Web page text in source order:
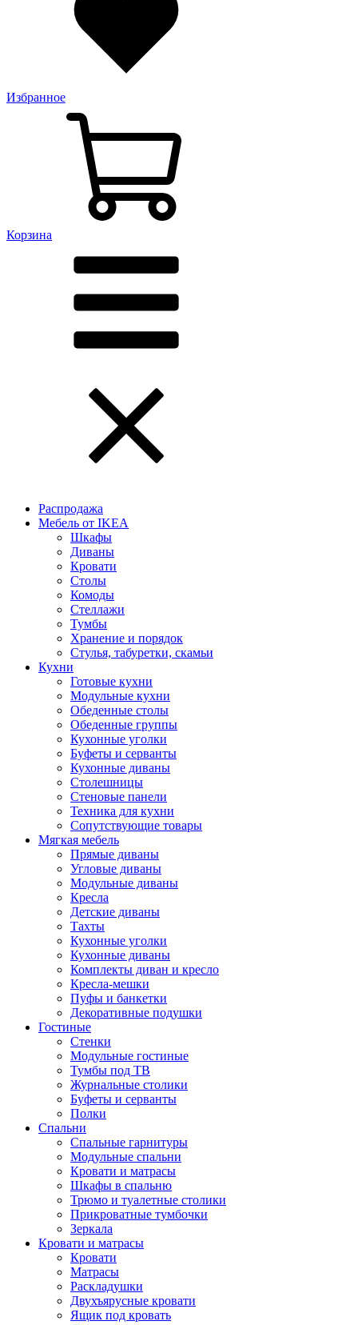
Избранное
Корзина
Распродажа
Мебель от IKEA
Шкафы
Диваны
Кровати
Столы
Комоды
Стеллажи
Тумбы
Хранение и порядок
Стулья, табуретки, скамьи
Кухни
Готовые кухни
Модульные кухни
Обеденные столы
Обеденные группы
Кухонные уголки
Буфеты и серванты
Кухонные диваны
Столешницы
Стеновые панели
Техника для кухни
Сопутствующие товары
Мягкая мебель
Прямые диваны
Угловые диваны
Модульные диваны
Кресла
Детские диваны
Тахты
Кухонные уголки
Кухонные диваны
Комплекты диван и кресло
Кресла-мешки
Пуфы и банкетки
Декоративные подушки
Гостиные
Стенки
Модульные гостиные
Тумбы под ТВ
Журнальные столики
Буфеты и серванты
Полки
Спальни
Спальные гарнитуры
Модульные спальни
Кровати и матрасы
Шкафы в спальню
Трюмо и туалетные столики
Прикроватные тумбочки
Зеркала
Кровати и матрасы
Кровати
Матрасы
Раскладушки
Двухъярусные кровати
Ящик под кровать